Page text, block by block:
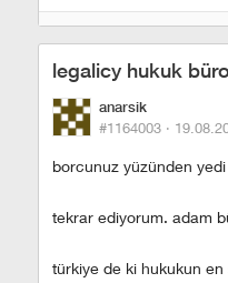
legalicy hukuk
anarsik
#1164003 ·
borcunuz yüzünden
tekrar ediyorum. adam
türkiye de ki hukukun